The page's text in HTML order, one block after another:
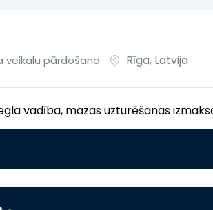
veikalu pārdošana Rīga, Latvija
vadība, mazas uzturēšanas